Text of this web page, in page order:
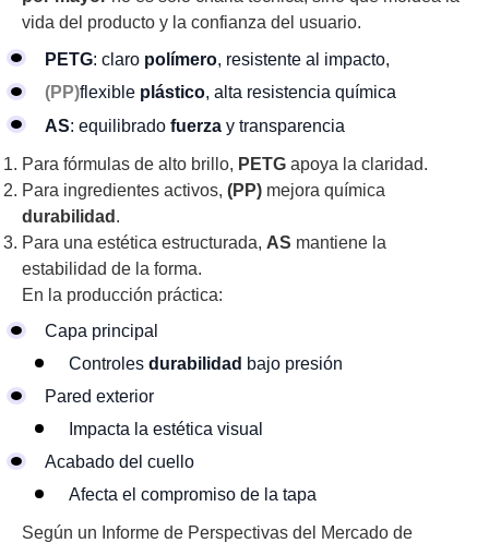
vida del producto y la confianza del usuario.
PETG: claro polímero, resistente al impacto,
(PP)flexible plástico, alta resistencia química
AS: equilibrado fuerza y transparencia
Para fórmulas de alto brillo, PETG apoya la claridad.
Para ingredientes activos, (PP) mejora química
durabilidad .
Para una estética estructurada, AS mantiene la
estabilidad de la forma.
En la producción práctica:
Capa principal
Controles durabilidad bajo presión
Pared exterior
Impacta la estética visual
Acabado del cuello
Afecta el compromiso de la tapa
Según un Informe de Perspectivas del Mercado de